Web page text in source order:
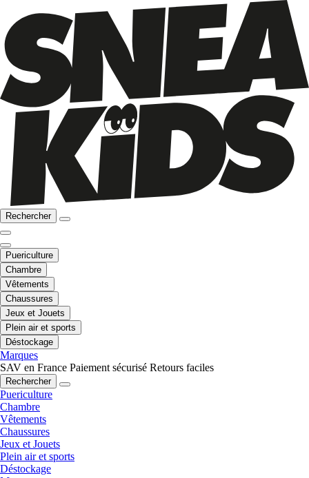
Rechercher
Puericulture
Chambre
Vêtements
Chaussures
Jeux et Jouets
Plein air et sports
Déstockage
Marques
SAV en France Paiement sécurisé Retours faciles
Rechercher
Puericulture
Chambre
Vêtements
Chaussures
Jeux et Jouets
Plein air et sports
Déstockage